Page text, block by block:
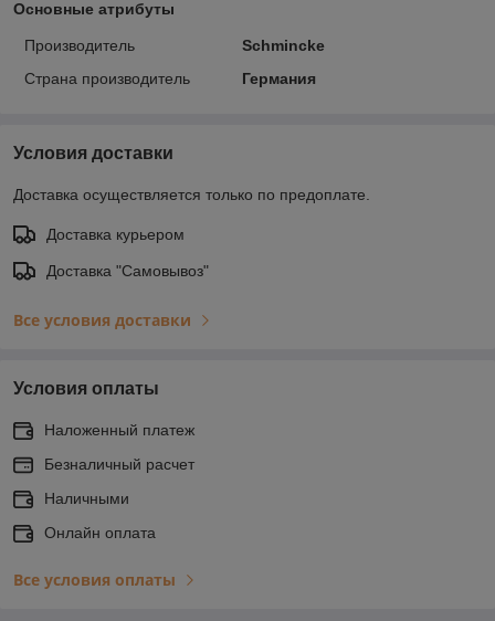
Основные атрибуты
Производитель
Schmincke
Страна производитель
Германия
Условия доставки
Доставка осуществляется только по предоплате.
Доставка курьером
Доставка "Самовывоз"
Все условия доставки
Условия оплаты
Наложенный платеж
Безналичный расчет
Наличными
Онлайн оплата
Все условия оплаты